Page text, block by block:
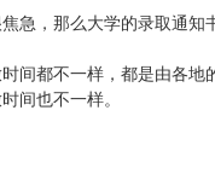
急，那么大学的录取通
间都不一样，都是由各
间也不一样。